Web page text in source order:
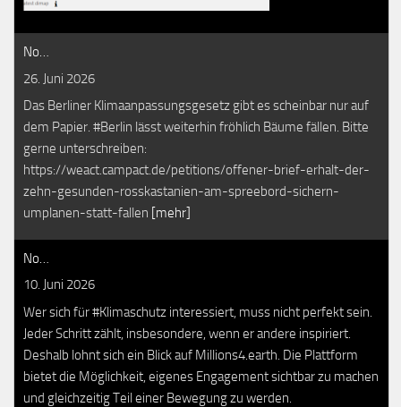
No…
26. Juni 2026
Das Berliner Klimaanpassungsgesetz gibt es scheinbar nur auf
dem Papier. #Berlin lässt weiterhin fröhlich Bäume fällen. Bitte
gerne unterschreiben:
https://weact.campact.de/petitions/offener-brief-erhalt-der-
zehn-gesunden-rosskastanien-am-spreebord-sichern-
umplanen-statt-fallen [mehr]
No…
10. Juni 2026
Wer sich für #Klimaschutz interessiert, muss nicht perfekt sein.
Jeder Schritt zählt, insbesondere, wenn er andere inspiriert.
Deshalb lohnt sich ein Blick auf Millions4.earth. Die Plattform
bietet die Möglichkeit, eigenes Engagement sichtbar zu machen
und gleichzeitig Teil einer Bewegung zu werden.